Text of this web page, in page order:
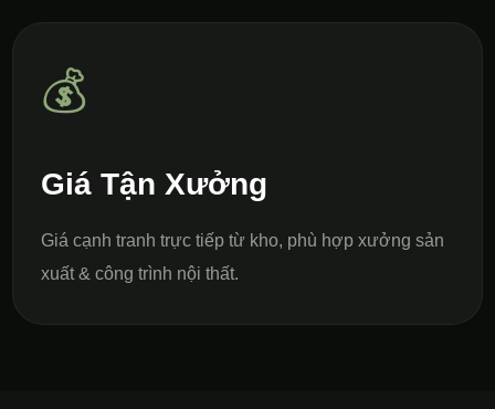
💰
Giá Tận Xưởng
Giá cạnh tranh trực tiếp từ kho, phù hợp xưởng sản
xuất & công trình nội thất.